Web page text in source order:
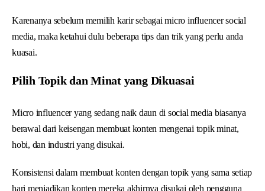
Karenanya sebelum memilih karir sebagai micro influencer social
media, maka ketahui dulu beberapa tips dan trik yang perlu anda
kuasai.
Pilih Topik dan Minat yang Dikuasai
Micro influencer yang sedang naik daun di social media biasanya
berawal dari keisengan membuat konten mengenai topik minat,
hobi, dan industri yang disukai.
Konsistensi dalam membuat konten dengan topik yang sama setiap
hari menjadikan konten mereka akhirnya disukai oleh pengguna